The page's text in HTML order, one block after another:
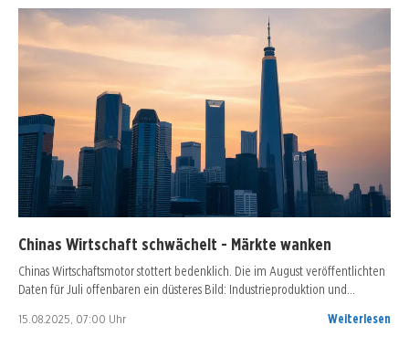
Chinas Wirtschaft schwächelt - Märkte wanken
Chinas Wirtschaftsmotor stottert bedenklich. Die im August veröffentlichten
Daten für Juli offenbaren ein düsteres Bild: Industrieproduktion und…
15.08.2025, 07:00 Uhr Weiterlesen